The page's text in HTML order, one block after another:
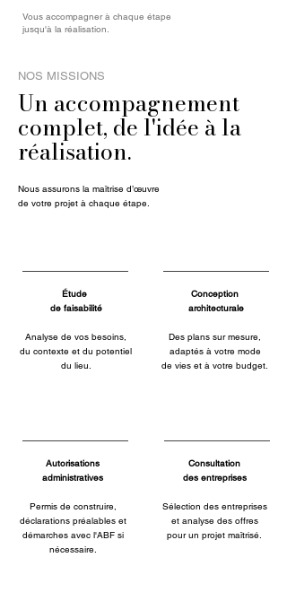
Vous accompagner à chaque étape
jusqu'à la réalisation.
NOS MISSIONS
Un accompagnement
complet, de l'idée à la
réalisation.
Nous assurons la maîtrise d’œuvre
de votre projet à chaque étape.
Étude
de faisabilité
Analyse de vos besoins,
du contexte et du potentiel
du lieu.
Conception
architecturale
Des plans sur mesure,
adaptés à votre mode
de vies et à votre budget.
Autorisations
administratives
Permis de construire,
déclarations préalables et
démarches avec l'ABF si
nécessaire.
Consultation
des entreprises
Sélection des entreprises
et analyse des offres
pour un projet maîtrisé.